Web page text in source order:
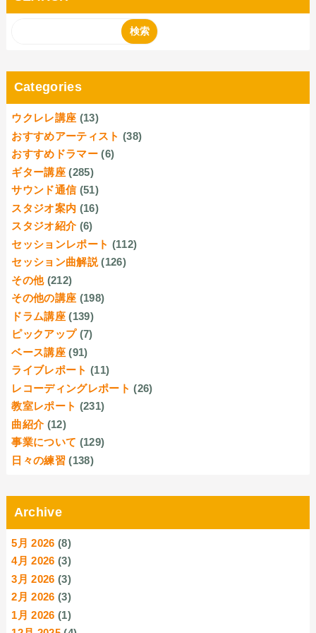
Categories
ウクレレ講座 (13)
おすすめアーティスト (38)
おすすめドラマー (6)
ギター講座 (285)
サウンド通信 (51)
スタジオ案内 (16)
スタジオ紹介 (6)
セッションレポート (112)
セッション曲解説 (126)
その他 (212)
その他の講座 (198)
ドラム講座 (139)
ピックアップ (7)
ベース講座 (91)
ライブレポート (11)
レコーディングレポート (26)
教室レポート (231)
曲紹介 (12)
事業について (129)
日々の練習 (138)
Archive
5月 2026 (8)
4月 2026 (3)
3月 2026 (3)
2月 2026 (3)
1月 2026 (1)